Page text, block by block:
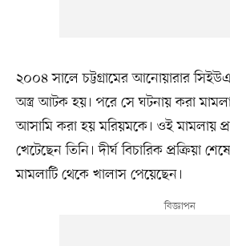
২০০৪ সালে চট্টগ্রামের আনোয়ারার
অস্ত্র আটক হয়। পরে সে ঘটনায় করা
আসামি করা হয় মরিয়মকে। ওই মামলায়
খেটেছেন তিনি। দীর্ঘ বিচারিক প্রক্রিয়া
মামলাটি থেকে খালাস পেয়েছেন।